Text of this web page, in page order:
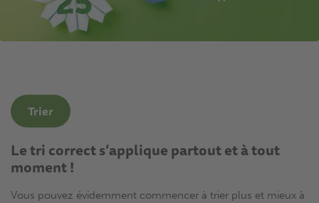
Trier
Le tri correct s’applique partout et à tout
moment !
Vous pouvez évidemment commencer à trier plus et mieux à